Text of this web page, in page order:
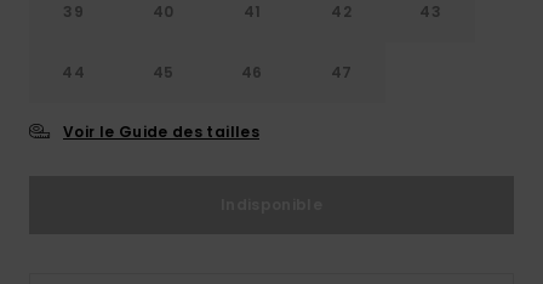
39 40 41 42 43
44 45 46 47
Voir le Guide des tailles